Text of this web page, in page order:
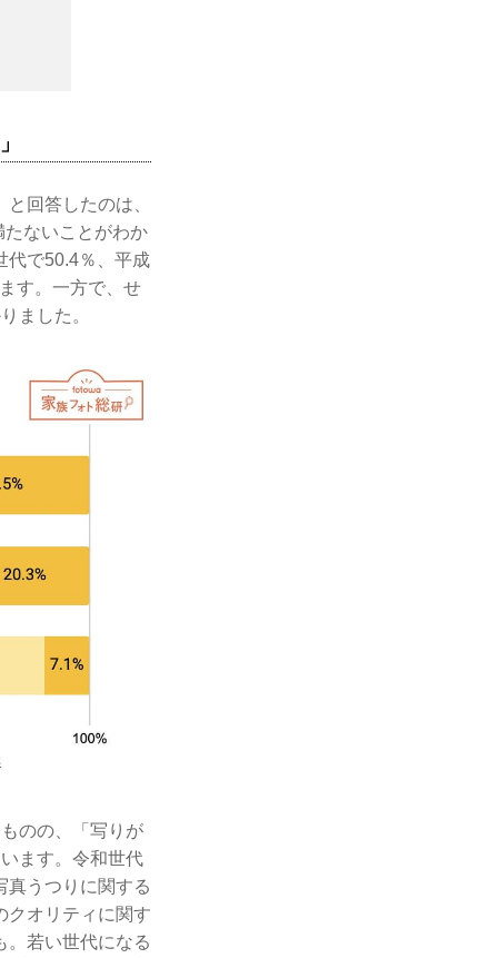
回答したのは、
ないことがわか
代で50.4％、平成
す。一方で、せ
ました。
のの、「写りが
ます。令和世代
真うつりに関する
クオリティに関す
。若い世代になる